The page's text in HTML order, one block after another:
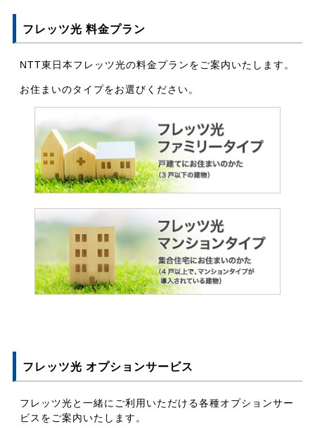
フレッツ光 料金プラン
NTT東日本フレッツ光の料金プランをご案内いたします。
お住まいのタイプをお選びください。
フレッツ光 オプションサービス
フレッツ光と一緒にご利用いただける各種オプションサー
ビスをご案内いたします。